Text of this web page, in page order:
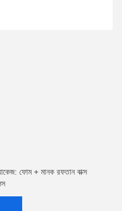
ফোম + মানক রফতান বাক্স